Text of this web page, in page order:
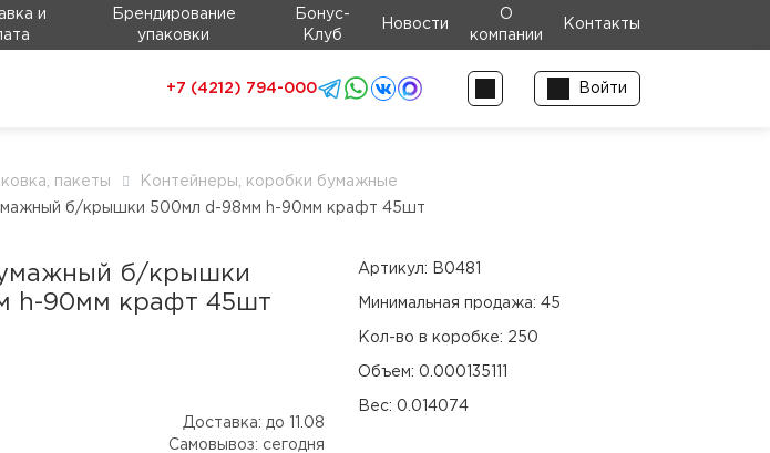
и
Брендирование
упаковки
Бонус-
Клуб
Новости
О
компании
Контакты
+7 (4212) 794-000 Войти
пакеты
Контейнеры, коробки бумажные
б/крышки 500мл d-98мм h-90мм крафт 45шт
б/крышки
h-90мм крафт 45шт
Доставка: до 11.08
Самовывоз: сегодня
Артикул: В0481
Минимальная продажа: 45
Кол-во в коробке: 250
Объем: 0.000135111
Вес: 0.014074